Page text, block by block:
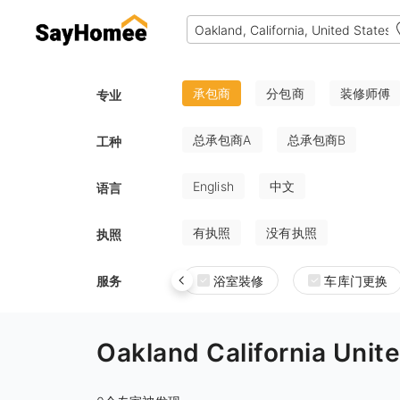
专业 承包商 分包商 装修师傅
工种 总承包商A 总承包商B
语言 English 中文
执照 有执照 没有执照
服务 浴室裝修 车库门更换
Oakland California